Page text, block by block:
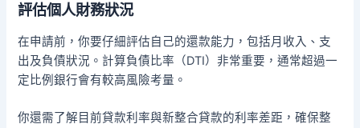
評估個人財務狀況
在申請前，你要仔細評估自己的還款能力，包括月收入、支
出及負債狀況。計算負債比率（DTI）非常重要，通常超過一
定比例銀行會有較高風險考量。
你還需了解目前貸款利率與新整合貸款的利率差距，確保整